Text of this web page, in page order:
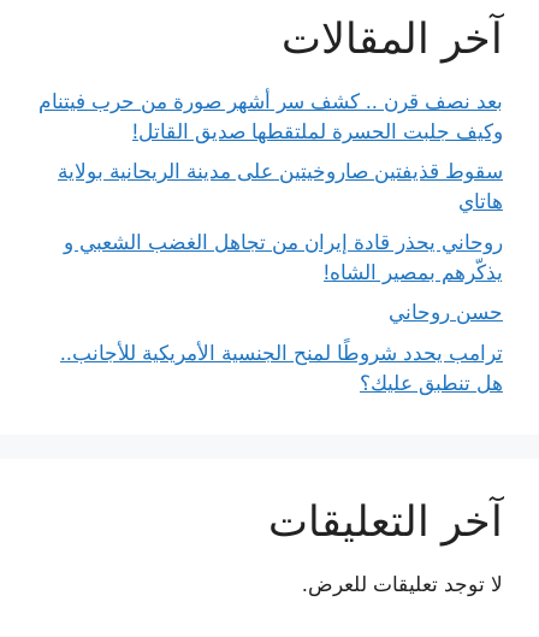
آخر المقالات
بعد نصف قرن .. كشف سر أشهر صورة من حرب فيتنام
وكيف جلبت الحسرة لملتقطها صديق القاتل!
سقوط قذيفتين صاروخيتين على مدينة الريحانية بولاية
هاتاي
روحاني يحذر قادة إيران من تجاهل الغضب الشعبي و
يذكّرهم بمصير الشاه!
حسن روحاني
ترامب يحدد شروطًا لمنح الجنسية الأمريكية للأجانب..
هل تنطبق عليك؟
آخر التعليقات
لا توجد تعليقات للعرض.